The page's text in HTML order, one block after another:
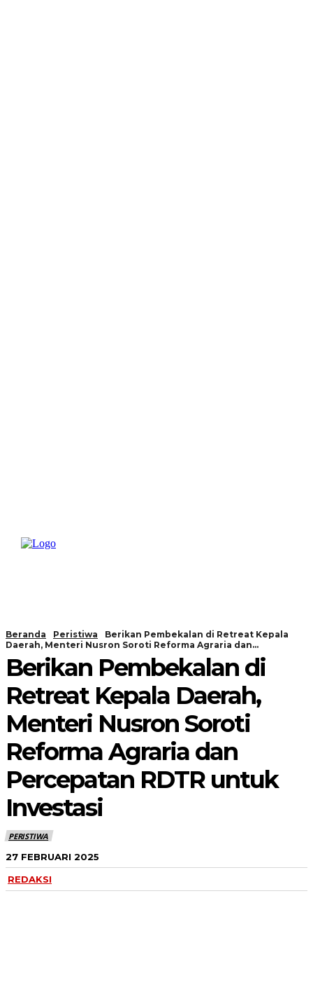
Beranda Peristiwa
Berikan Pembekalan di Retreat Kepala
Daerah, Menteri Nusron Soroti Reforma Agraria dan...
Berikan Pembekalan di
Retreat Kepala Daerah,
Menteri Nusron Soroti
Reforma Agraria dan
Percepatan RDTR untuk
Investasi
PERISTIWA
27 FEBRUARI 2025
REDAKSI